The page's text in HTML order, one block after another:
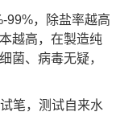
99%，除盐率越高
越高，在製造纯
菌、病毒无疑，
笔，测试自来水